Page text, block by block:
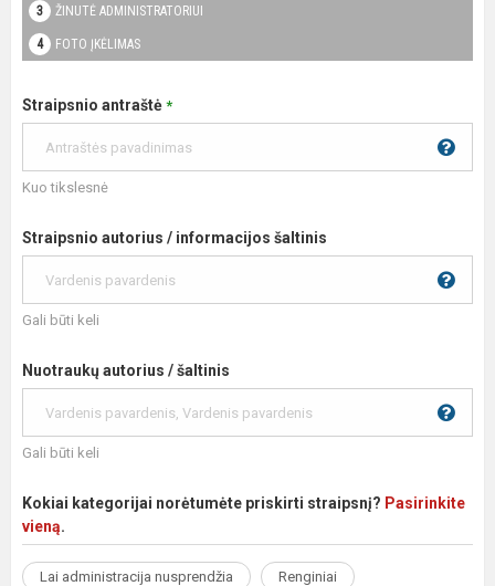
ŽINUTĖ ADMINISTRATORIUI
FOTO ĮKĖLIMAS
Straipsnio antraštė *
Kuo tikslesnė
Straipsnio autorius / informacijos šaltinis
Gali būti keli
Nuotraukų autorius / šaltinis
Gali būti keli
Kokiai kategorijai norėtumėte priskirti straipsnį? Pasirinkite
vieną.
Lai administracija nusprendžia Renginiai